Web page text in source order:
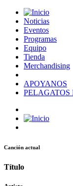
Noticias
Eventos
Programas
Equipo
Tienda
Merchandising
APOYANOS
PELAGATOS
Canción actual
Título